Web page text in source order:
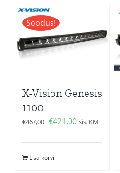
Soodus!
X-Vision Genesis
1100
€467,00 Algne
oli:
€467,00.
€421,00Current
is:
sis. KM
Lisa korvi